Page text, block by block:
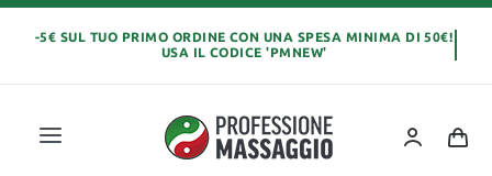
Salta
Toggle